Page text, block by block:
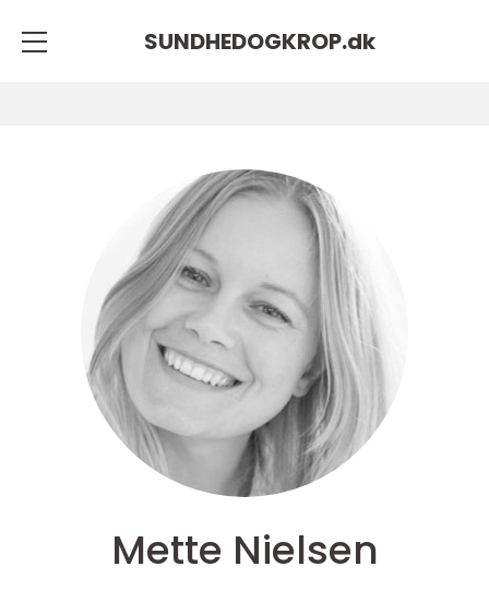
SUNDHEDOGKROP.dk
Mette Nielsen